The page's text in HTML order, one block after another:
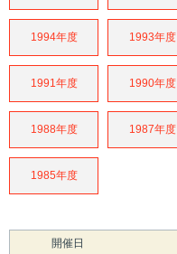
1994年度 1993年度
1991年度 1990年度
1988年度 1987年度
1985年度
開催日